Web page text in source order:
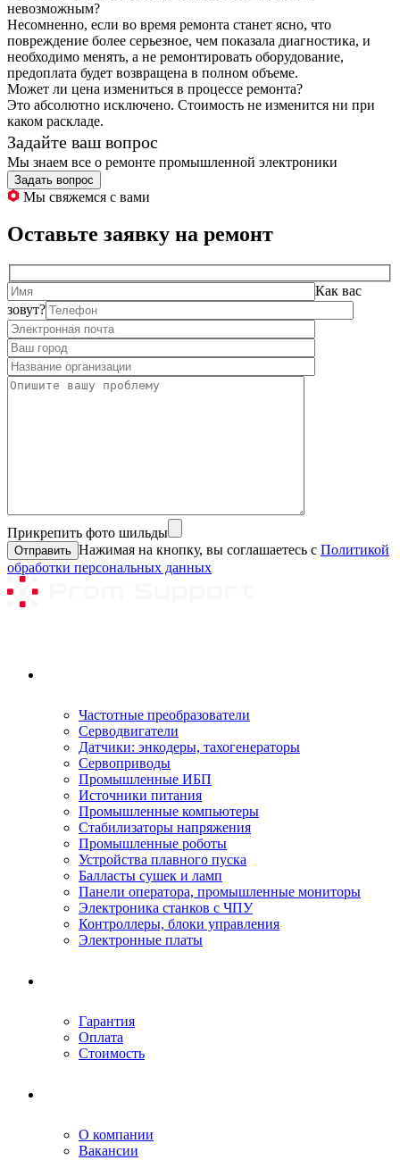
невозможным?
Несомненно, если во время ремонта станет ясно, что
повреждение более серьезное, чем показала диагностика, и
необходимо менять, а не ремонтировать оборудование,
предоплата будет возвращена в полном объеме.
Может ли цена измениться в процессе ремонта?
Это абсолютно исключено. Стоимость не изменится ни при
каком раскладе.
Задайте ваш вопрос
Мы знаем все о ремонте промышленной электроники
Задать вопрос
Мы свяжемся с вами
Оставьте заявку на ремонт
Как вас
зовут?
Прикрепить фото шильды
Нажимая на кнопку, вы соглашаетесь с Политикой
обработки персональных данных
Частотные преобразователи
Серводвигатели
Датчики: энкодеры, тахогенераторы
Сервоприводы
Промышленные ИБП
Источники питания
Промышленные компьютеры
Стабилизаторы напряжения
Промышленные роботы
Устройства плавного пуска
Балласты сушек и ламп
Панели оператора, промышленные мониторы
Электроника станков с ЧПУ
Контроллеры, блоки управления
Электронные платы
Гарантия
Оплата
Стоимость
О компании
Вакансии